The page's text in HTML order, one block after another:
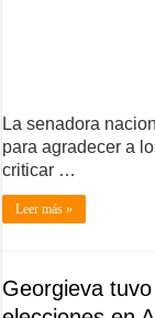
La senadora
para agradecer a
criticar …
Leer más »
Georgieva